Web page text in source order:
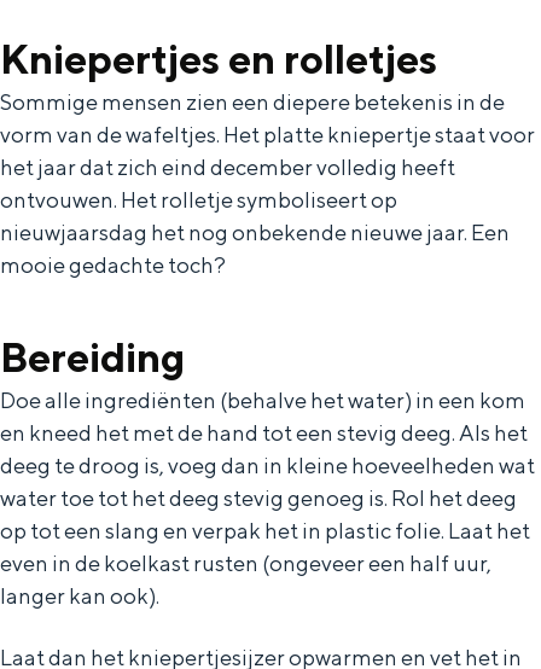
Dagtripjes zonder auto
De rijkdom van Groningen is haar
veranderlijke landschap. Binen een mum
van tijd sta je vanuit de stad aan de
Waddenzee, midden in het groen of bij
een schattig wierdedorp.
S
l
e
c
t
e
nl n
Nederlands
EnglishenG
o
t
t
Deutsch deG
e
h
Kniepertjes en rolletjes
Sommige mensen zien een diepere betekenis in de
vorm van de wafeltjes. Het platte kniepertje staat voor
het jaar dat zich eind december volledig heeft
ontvouwen. Het rolletje symboliseert op
nieuwjaarsdag het nog onbekende nieuwe jaar. Een
mooie gedachte toch?
Bereiding
Doe alle ingrediënten (behalve het water) in een kom
en kneed het met de hand tot een stevig deeg. Als het
deeg te droog is, voeg dan in kleine hoeveelheden wat
water toe tot het deeg stevig genoeg is. Rol het deeg
op tot een slang en verpak het in plastic folie. Laat het
even in de koelkast rusten (ongeveer een half uur,
langer kan ook).
Laat dan het kniepertjesijzer opwarmen en vet het in